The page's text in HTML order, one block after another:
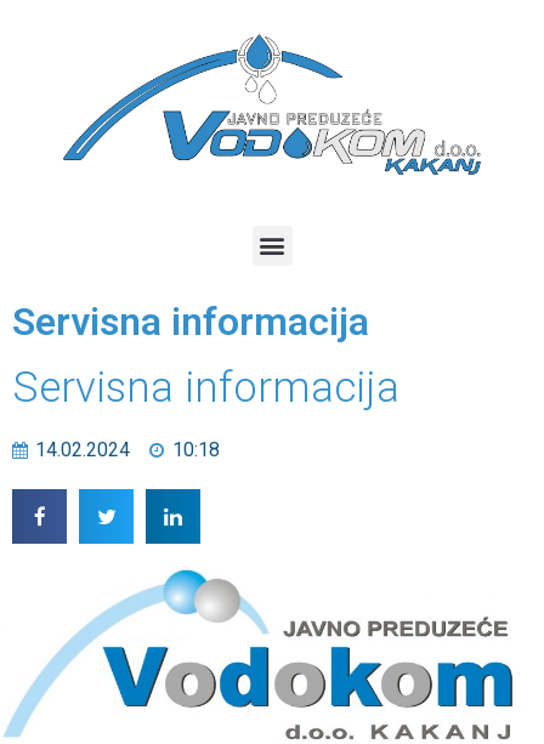
Servisna informacija
Servisna informacija
14.02.2024 10:18